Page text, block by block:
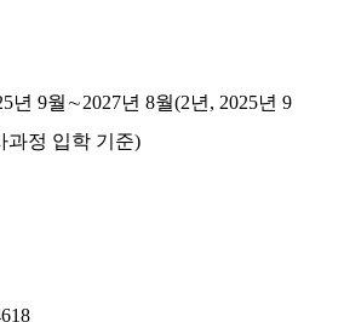
년9월∼2027년8월(2년 , 2025년9
과정 입학 기준)